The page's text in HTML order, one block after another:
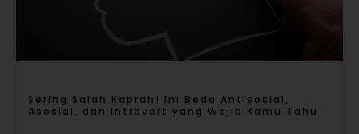
Sering Salah Kaprah! Ini Beda Antisosial,
Asosial, dan Introvert yang Wajib Kamu Tahu